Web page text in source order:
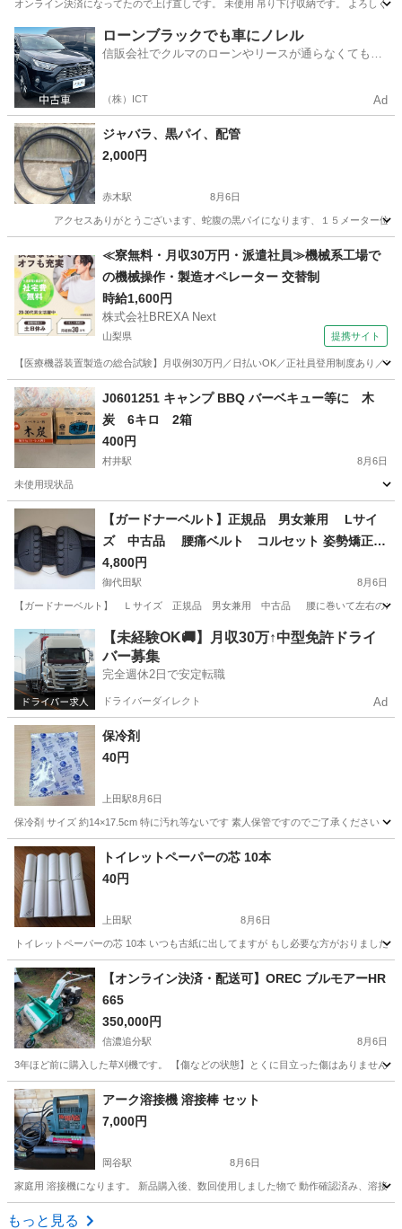
オンライン決済になってたので上げ直しです。 未使用 吊り下げ収納です。 よろしくお
長野 長野市 北長野駅 その他
ローンブラックでも車にノレル
信販会社でクルマのローンやリースが通らなくてもク
（株）ICT Ad
ジャバラ、黒パイ、配管
2,000円
赤木駅 8月6日
アクセスありがとうございます、蛇腹の黒パイになります、１５メーター位
赤木駅 その他 ジャバラ
≪寮無料・月収30万円・派遣社員≫機械系工場で
の機械操作・製造オペレーター 交替制
時給1,600円
株式会社BREXA Next
山梨県 提携サイト
【医療機器装置製造の総合試験】月収例30万円／日払いOK／正社員登用制度あり
山梨 その他
J0601251 キャンプ BBQ バーベキュー等に 木
炭 6キロ 2箱
400円
村井駅 8月6日
未使用現状品
長野 松本市 村井駅 その他 木炭
【ガードナーベルト】正規品 男女兼用 Lサイ
ズ 中古品 腰痛ベルト コルセット 姿勢矯正サ
ポーター 骨盤サポーター
4,800円
御代田駅 8月6日
【ガードナーベルト】 Ｌサイズ 正規品 男女兼用 中古品 腰に巻いて左右のスト
長野 北佐久郡 御代田駅 その他
【未経験OK🚚】月収30万↑中型免許ドライ
バー募集
完全週休2日で安定転職
ドライバーダイレクト Ad
保冷剤
40円
上田駅8月6日
保冷剤 サイズ 約14×17.5cm 特に汚れ等ないです 素人保管ですのでご了承ください
長野 上田市 上田駅 その他 保冷剤
トイレットペーパーの芯 10本
40円
上田駅 8月6日
トイレットペーパーの芯 10本 いつも古紙に出してますが もし必要な方がおりまし
長野 上田市 上田駅 その他
【オンライン決済・配送可】OREC ブルモアーHR
665
350,000円
信濃追分駅 8月6日
3年ほど前に購入した草刈機です。 【傷などの状態】とくに目立った傷はありません
長野 北佐久郡 信濃追分駅 その他
アーク溶接機 溶接棒 セット
7,000円
岡谷駅 8月6日
家庭用 溶接機になります。 新品購入後、数回使用しました物で 動作確認済み、溶接
長野 岡谷市
もっと見る